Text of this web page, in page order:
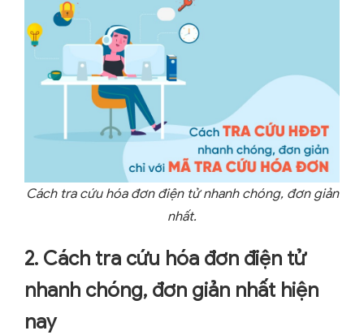
Cách tra cứu hóa đơn điện tử nhanh chóng, đơn giản
nhất.
2. Cách tra cứu hóa đơn điện tử
nhanh chóng, đơn giản nhất hiện
nay